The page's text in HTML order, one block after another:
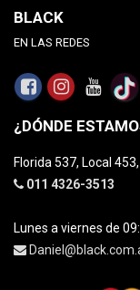
BLACK
EN LAS REDES
¿DÓNDE
Florida 537, Local
011 4326-3513
Lunes a viernes de